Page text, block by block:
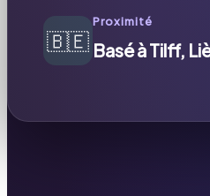
🇧🇪
Proximité
Basé à Tilff,